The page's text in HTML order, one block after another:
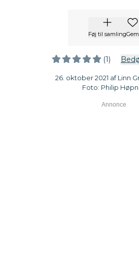
Føj til samlingGem
(1)
26. oktober 2021 af Linn
Foto: Philip